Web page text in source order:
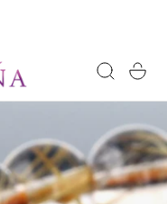
ー